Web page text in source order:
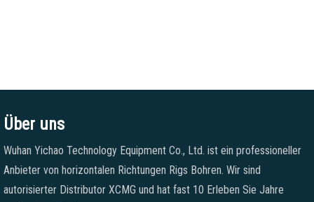
Über uns
Wuhan Yichao Technology Equipment Co., Ltd. ist ein professioneller
Anbieter von horizontalen Richtungen Rigs Bohren. Wir sind
autorisierter Distributor XCMG und hat fast 10 Erleben Sie Jahre